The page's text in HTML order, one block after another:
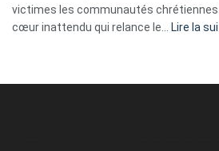
victimes les communautés chrétiennes
cœur inattendu qui relance le…
Lire la